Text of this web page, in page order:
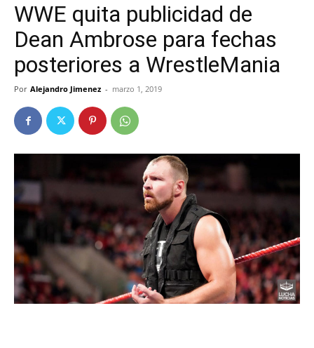
WWE quita publicidad de
Dean Ambrose para fechas
posteriores a WrestleMania
Por Alejandro Jimenez - marzo 1, 2019